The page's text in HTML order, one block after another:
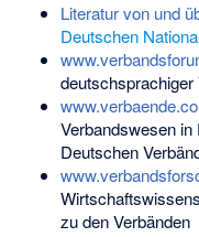
Literatur von und
Deutschen
deutschsprachiger
Verbandswesen
Deutschen
zu den Verbänden